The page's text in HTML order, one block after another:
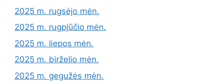
2025 m. rugsėjo mėn.
2025 m. rugpjūčio mėn.
2025 m. liepos mėn.
2025 m. birželio mėn.
2025 m. gegužės mėn.